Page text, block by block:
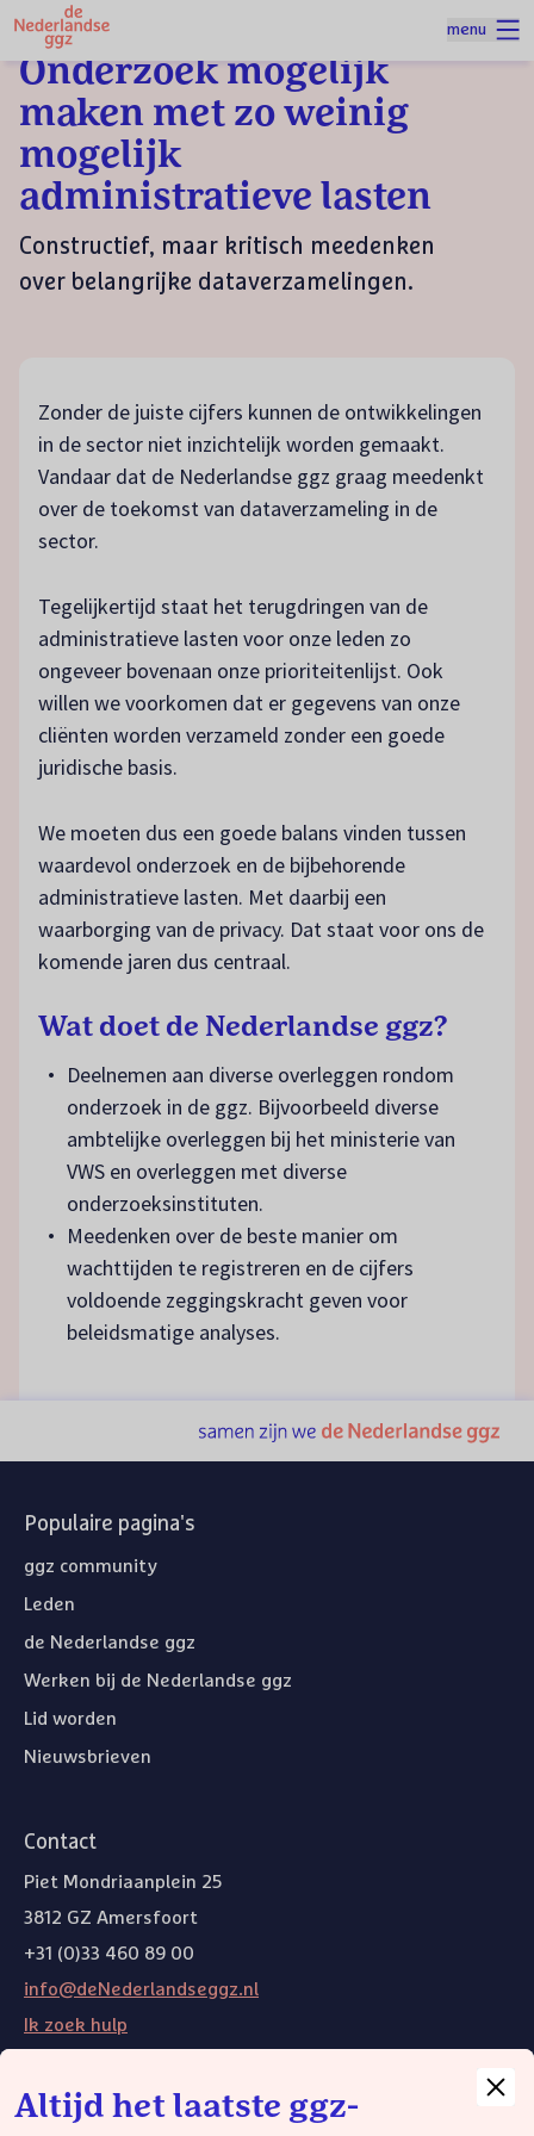
Spring naar hoofdinhoud
menu
Altijd het laatste ggz-
Onderzoek mogelijk
maken met zo weinig
mogelijk
administratieve lasten
Constructief, maar kritisch meedenken
over belangrijke dataverzamelingen.
Zonder de juiste cijfers kunnen de ontwikkelingen
in de sector niet inzichtelijk worden gemaakt.
Vandaar dat de Nederlandse ggz graag meedenkt
over de toekomst van dataverzameling in de
sector.
Tegelijkertijd staat het terugdringen van de
administratieve lasten voor onze leden zo
ongeveer bovenaan onze prioriteitenlijst. Ook
willen we voorkomen dat er gegevens van onze
cliënten worden verzameld zonder een goede
juridische basis.
We moeten dus een goede balans vinden tussen
waardevol onderzoek en de bijbehorende
administratieve lasten. Met daarbij een
waarborging van de privacy. Dat staat voor ons de
komende jaren dus centraal.
Wat doet de Nederlandse ggz?
Deelnemen aan diverse overleggen rondom
onderzoek in de ggz. Bijvoorbeeld diverse
ambtelijke overleggen bij het ministerie van
VWS en overleggen met diverse
onderzoeksinstituten.
Meedenken over de beste manier om
wachttijden te registreren en de cijfers
voldoende zeggingskracht geven voor
beleidsmatige analyses.
Populaire pagina's
ggz community
Leden
de Nederlandse ggz
Werken bij de Nederlandse ggz
Lid worden
Nieuwsbrieven
Contact
Piet Mondriaanplein 25
3812 GZ Amersfoort
+31 (0)33 460 89 00
info@deNederlandseggz.nl
Ik zoek hulp
Andere websites